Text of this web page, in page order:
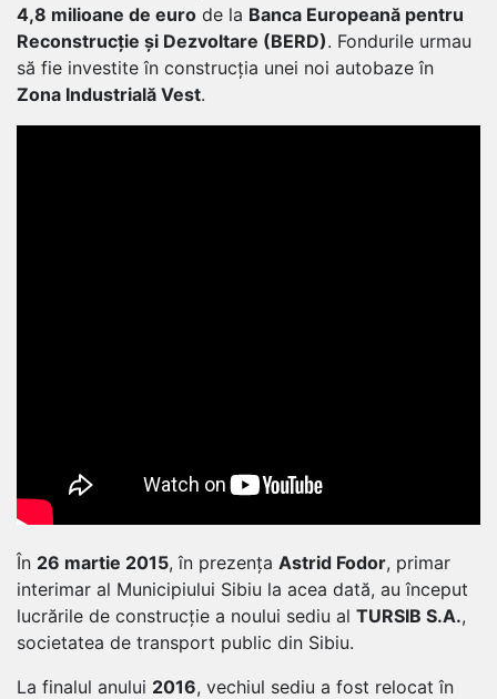
4,8 milioane de euro de la Banca Europeană pentru
Reconstrucție și Dezvoltare (BERD). Fondurile urmau
să fie investite în construcția unei noi autobaze în
Zona Industrială Vest.
În 26 martie 2015, în prezența Astrid Fodor, primar
interimar al Municipiului Sibiu la acea dată, au început
lucrările de construcție a noului sediu al TURSIB S.A.,
societatea de transport public din Sibiu.
La finalul anului 2016, vechiul sediu a fost relocat în